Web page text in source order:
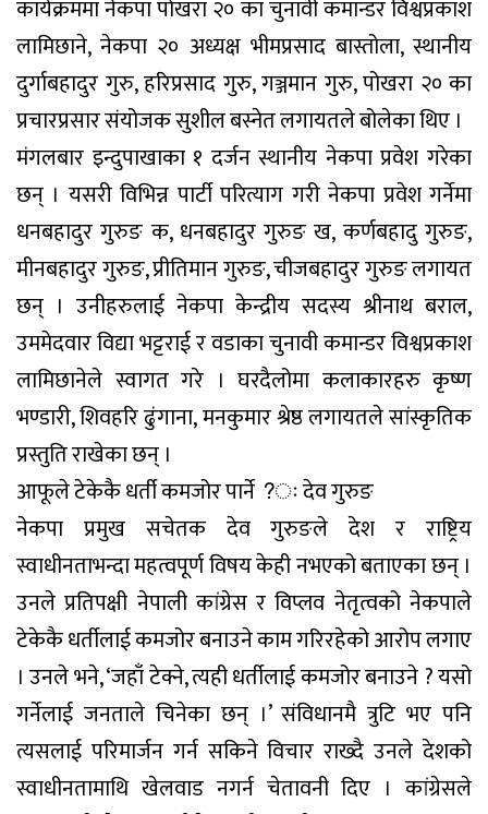
कार्यक्रममा नेकपा पोखरा २० का चुनावी कमान्डर विश्वप्रकाश
लामिछाने, नेकपा २० अध्यक्ष भीमप्रसाद बास्तोला, स्थानीय
दुर्गाबहादुर गुरु, हरिप्रसाद गुरु, गञ्जमान गुरु, पोखरा २० का
प्रचारप्रसार संयोजक सुशील बस्नेत लगायतले बोलेका थिए ।
मंगलबार इन्दुपाखाका १ दर्जन स्थानीय नेकपा प्रवेश गरेका
छन् । यसरी विभिन्न पार्टी परित्याग गरी नेकपा प्रवेश गर्नेमा
धनबहादुर गुरुङ क, धनबहादुर गुरुङ ख, कर्णबहादु गुरुङ,
मीनबहादुर गुरुङ, प्रीतिमान गुरुङ, चीजबहादुर गुरुङ लगायत
छन् । उनीहरुलाई नेकपा केन्द्रीय सदस्य श्रीनाथ बराल,
उममेदवार विद्या भट्टराई र वडाका चुनावी कमान्डर विश्वप्रकाश
लामिछानेले स्वागत गरे । घरदैलोमा कलाकारहरु कृष्ण
भण्डारी, शिवहरि ढुंगाना, मनकुमार श्रेष्ठ लगायतले सांस्कृतिक
प्रस्तुति राखेका छन् ।
आफूले टेकेकै धर्ती कमजोर पार्ने ?ः देव गुरुङ
नेकपा प्रमुख सचेतक देव गुरुङले देश र राष्ट्रिय
स्वाधीनताभन्दा महत्वपूर्ण विषय केही नभएको बताएका छन् ।
उनले प्रतिपक्षी नेपाली कांग्रेस र विप्लव नेतृत्वको नेकपाले
टेकेकै धर्तीलाई कमजोर बनाउने काम गरिरहेको आरोप लगाए
। उनले भने, ‘जहाँ टेक्ने, त्यही धर्तीलाई कमजोर बनाउने ? यसो
गर्नेलाई जनताले चिनेका छन् ।’ संविधानमै त्रुटि भए पनि
त्यसलाई परिमार्जन गर्न सकिने विचार राख्दै उनले देशको
स्वाधीनतामाथि खेलवाड नगर्न चेतावनी दिए । कांग्रेसले